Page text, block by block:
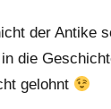
der Antike
die
gelohnt